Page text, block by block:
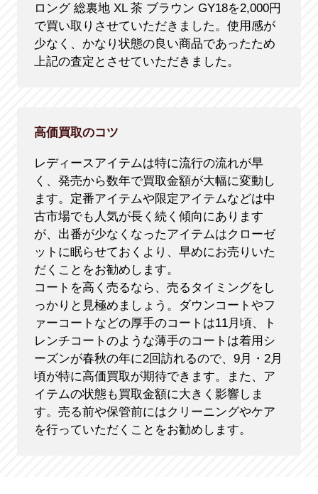
ロング 総裏地 XL 茶 ブラウン GY18を2,000円
で買い取りさせていただきました。使用感が
少なく、かなり状態の良い商品であったため
上記の査定とさせていただきました。
高価買取のコツ
レディースアイテムは特に流行の流れが早
く、発売から数年で買取金額が大幅に変動し
ます。定番アイテムや限定アイテムなどは中
古市場でも人気が長く続く傾向にあります
が、出番が少なくなったアイテムはクローゼ
ットに眠らせておくより、早めにお売りいた
だくことをお勧めします。
コートを高く売るなら、売るタイミングをし
っかりと見極めましょう。ダウンコートやフ
ァーコートなどの厚手のコートは11月頃、ト
レンチコートのような薄手のコートは着用シ
ーズンが春秋の年に2回訪れるので、9月・2月
頃が特に高価買取が期待できます。また、ア
イテムの状態も買取金額に大きく影響しま
す。売る前や保管前にはクリーニングやケア
を行っていただくことをお勧めします。